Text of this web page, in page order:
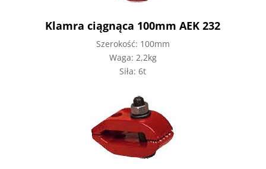
Klamra ciągnąca 100mm AEK 232
Szerokość: 100mm
Waga: 2,2kg
Siła: 6t